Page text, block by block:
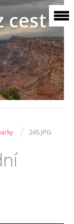
cest
/ 245.JPG